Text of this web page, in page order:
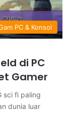
PC & Konsol
di PC
Gamer
sci fi paling
dunia luar